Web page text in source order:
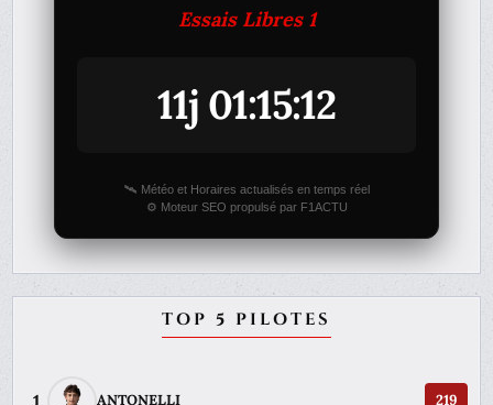
Essais Libres 1
11j 01:15:12
🛰️ Météo et Horaires actualisés en temps réel
⚙️ Moteur SEO propulsé par F1ACTU
TOP 5 PILOTES
ANTONELLI 219